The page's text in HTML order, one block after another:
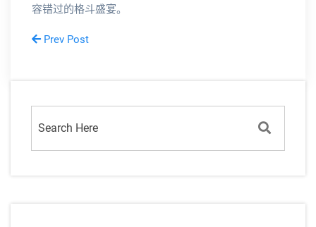
容错过的格斗盛宴。
Prev Post